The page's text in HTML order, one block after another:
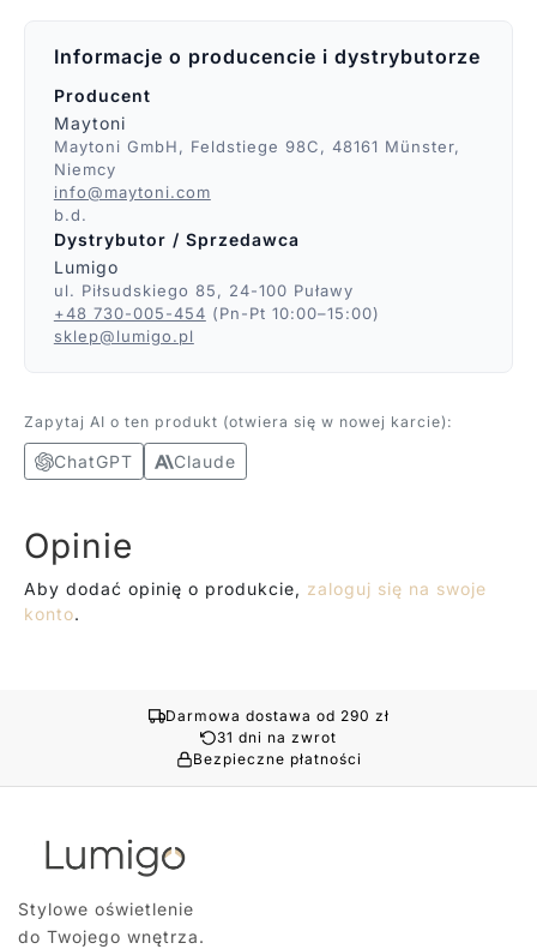
Informacje o producencie i dystrybutorze
Producent
Maytoni
Maytoni GmbH, Feldstiege 98C, 48161 Münster,
Niemcy
info@maytoni.com
b.d.
Dystrybutor / Sprzedawca
Lumigo
ul. Piłsudskiego 85, 24-100 Puławy
+48 730-005-454 (Pn-Pt 10:00–15:00)
sklep@lumigo.pl
Zapytaj AI o ten produkt (otwiera się w nowej karcie):
ChatGPT Claude
Opinie
Aby dodać opinię o produkcie, zaloguj się na swoje
konto.
Darmowa dostawa od 290 zł
31 dni na zwrot
Bezpieczne płatności
Stylowe oświetlenie
do Twojego wnętrza.